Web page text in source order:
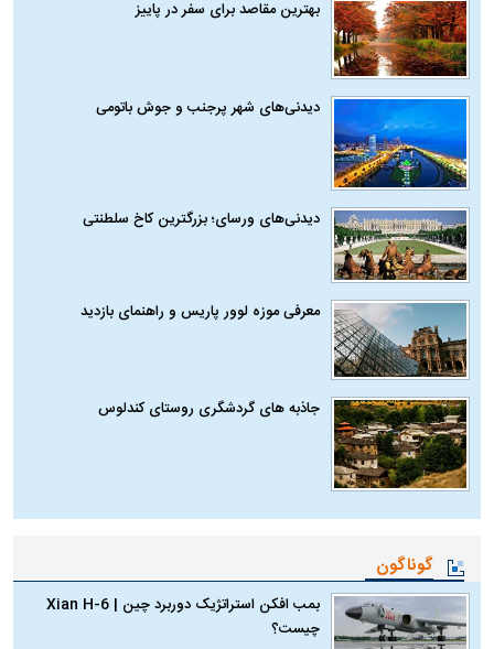
بهترین مقاصد برای سفر در پاییز
دیدنی‌های شهر پرجنب و جوش باتومی
دیدنی‌های ورسای؛ بزرگترین کاخ سلطنتی
معرفی موزه لوور پاریس و راهنمای بازدید
جاذبه های گردشگری روستای کندلوس
گوناگون
بمب افکن استراتژیک دوربرد چین | Xian H-6
چیست؟